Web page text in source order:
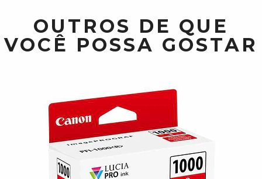
OUTROS DE QUE
VOCÊ POSSA GOSTAR